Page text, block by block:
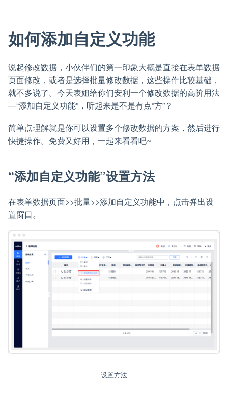
如何添加自定义功能
说起修改数据，小伙伴们的第一印象大概是直接在表单数据
页面修改，或者是选择批量修改数据，这些操作比较基础，
就不多说了。今天表姐给你们安利一个修改数据的高阶用法
—“添加自定义功能”，听起来是不是有点“方”？
简单点理解就是你可以设置多个修改数据的方案，然后进行
快捷操作。免费又好用，一起来看看吧~
“添加自定义功能”设置方法
在表单数据页面>>批量>>添加自定义功能中，点击弹出设
置窗口。
设置方法